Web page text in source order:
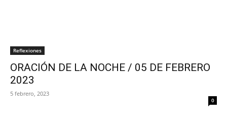
Reflexiones
ORACIÓN DE LA NOCHE / 05 DE FEBRERO
2023
5 febrero, 2023
0